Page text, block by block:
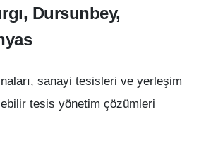
Dursunbey,
sanayi tesisleri ve yerleşim
tesis yönetim çözümleri